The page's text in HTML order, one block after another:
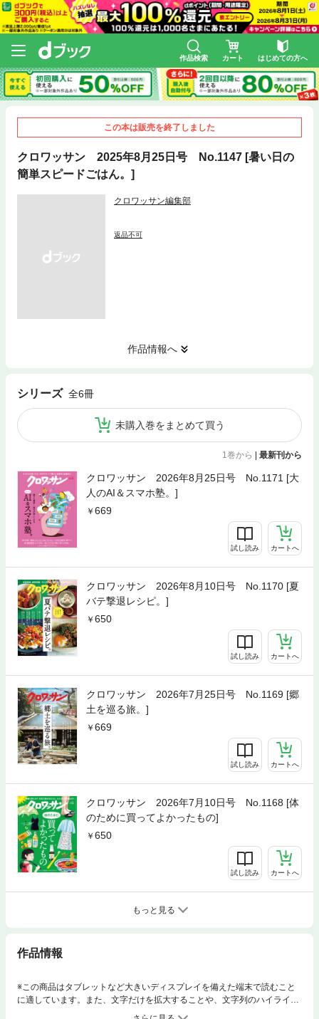
作品検索 カート はじめての方へ
この本は販売を終了しました
クロワッサン 2025年8月25日号 No.1147 [暑い日の
簡単スピードごはん。]
クロワッサン編集部
返品不可
作品情報へ
シリーズ 全6冊
未購入巻をまとめて買う
1巻から 最新刊から
クロワッサン 2026年8月25日号 No.1171 [大
人のAI＆スマホ塾。]
669
試し読み カートへ
クロワッサン 2026年8月10日号 No.1170 [夏
バテ撃退レシピ。]
650
試し読み カートへ
クロワッサン 2026年7月25日号 No.1169 [郷
土を巡る旅。]
669
試し読み カートへ
クロワッサン 2026年7月10日号 No.1168 [体
のために買ってよかったもの]
650
試し読み カートへ
もっと見る
作品情報
※この商品はタブレットなど大きいディスプレイを備えた端末で読むこと
に適しています。また、文字だけを拡大することや、文字列のハイライ
ト、検索、辞書の参照、引用などの機能が使用できません。※電子版で